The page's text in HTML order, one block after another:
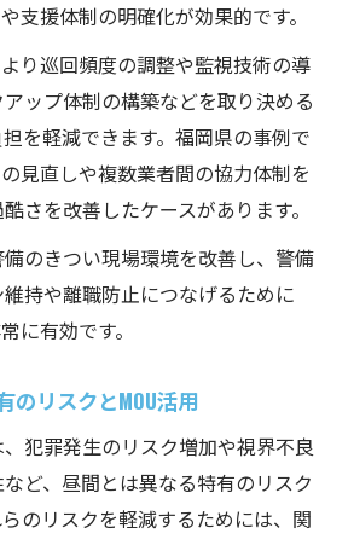
支援体制の明確化が効果的です。
り巡回頻度の調整や監視技術の導
ップ体制の構築などを取り決める
を軽減できます。福岡県の事例で
見直しや複数業者間の協力体制を
さを改善したケースがあります。
のきつい現場環境を改善し、警備
持や離職防止につなげるために
に有効です。
のリスクとMOU活用
犯罪発生のリスク増加や視界不良
ど、昼間とは異なる特有のリスク
のリスクを軽減するためには、関